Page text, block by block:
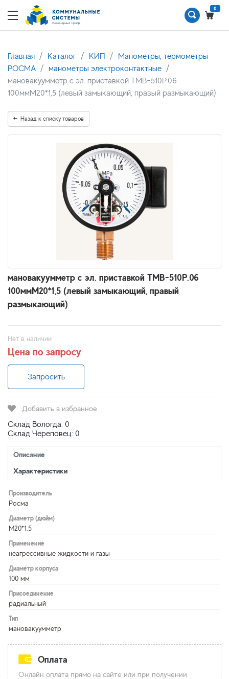
0
Главная Каталог КИП
Манометры, термометры
РОСМА
манометры электроконтактные
мановакуумметр с эл. приставкой ТМВ-510Р.06
100ммМ20*1,5 (левый замыкающий, правый размыкающий)
Назад к списку товаров
мановакуумметр с эл. приставкой ТМВ-510Р.06
100ммМ20*1,5 (левый замыкающий, правый
размыкающий)
Нет в наличии
Цена по запросу
Запросить
Добавить в избранное
Склад Вологда: 0
Склад Череповец: 0
Описание
Характеристики
Производитель
Росма
Диаметр (дюйм)
M20*1.5
Применение
неагрессивные жидкости и газы
Диаметр корпуса
100 мм
Присоединение
радиальный
Тип
мановакуумметр
Оплата
Онлайн оплата прямо на сайте или при получении.